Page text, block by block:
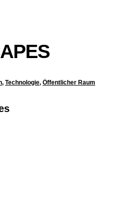
, Technologie, Öffentlicher Raum